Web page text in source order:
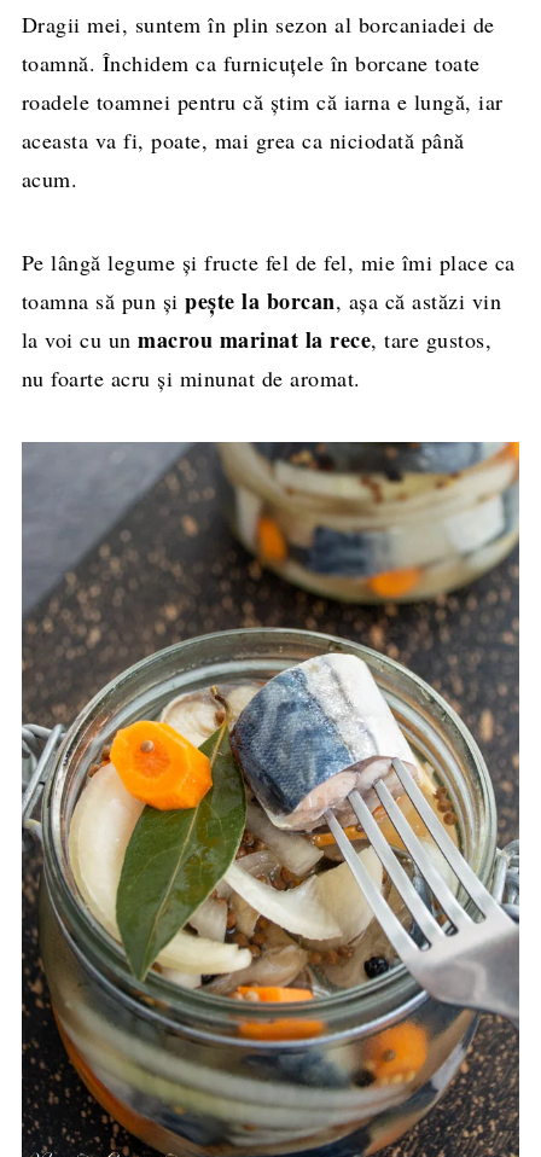
Dragii mei, suntem în plin sezon al borcaniadei de
toamnă. Închidem ca furnicuțele în borcane toate
roadele toamnei pentru că știm că iarna e lungă, iar
aceasta va fi, poate, mai grea ca niciodată până
acum.
Pe lângă legume și fructe fel de fel, mie îmi place ca
toamna să pun șipește la borcan, așa că astăzi vin
la voi cu unmacrou marinat la rece, tare gustos,
nu foarte acru și minunat de aromat.